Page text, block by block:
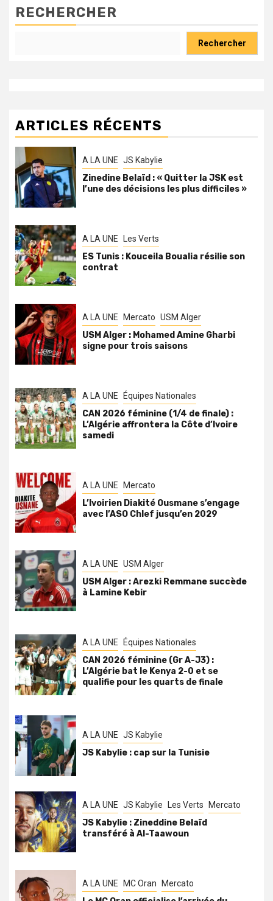
RECHERCHER
Rechercher
ARTICLES RÉCENTS
A LA UNE JS Kabylie
Zinedine Belaïd : « Quitter la JSK est
l’une des décisions les plus difficiles »
A LA UNE Les Verts
ES Tunis : Kouceila Boualia résilie son
contrat
A LA UNE Mercato USM Alger
USM Alger : Mohamed Amine Gharbi
signe pour trois saisons
A LA UNE Équipes Nationales
CAN 2026 féminine (1/4 de finale) :
L’Algérie affrontera la Côte d’Ivoire
samedi
A LA UNE Mercato
L’Ivoirien Diakité Ousmane s’engage
avec l’ASO Chlef jusqu’en 2029
A LA UNE USM Alger
USM Alger : Arezki Remmane succède
à Lamine Kebir
A LA UNE Équipes Nationales
CAN 2026 féminine (Gr A-J3) :
L’Algérie bat le Kenya 2-0 et se
qualifie pour les quarts de finale
A LA UNE JS Kabylie
JS Kabylie : cap sur la Tunisie
A LA UNE JS Kabylie Les Verts Mercato
JS Kabylie : Zineddine Belaïd
transféré à Al-Taawoun
A LA UNE MC Oran Mercato